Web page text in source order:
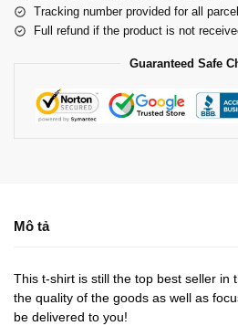
Tracking number provided for all
Full refund if the product is not
Guaranteed Safe
Mô tả
This t-shirt is still the top best seller in
the quality of the goods as well as
be delivered to you!